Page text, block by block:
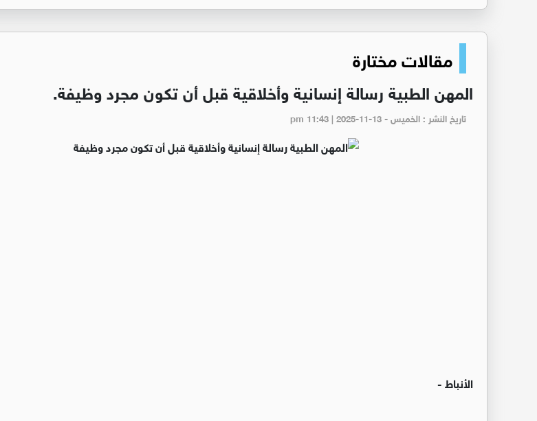
مقالات مختارة
المهن الطبية رسالة إنسانية وأخلاقية قبل أن تكون مجرد وظيفة.
تاريخ النشر : الخميس - pm 11:43 | 2025-11-13
الأنباط -